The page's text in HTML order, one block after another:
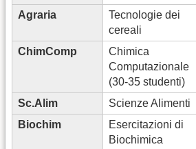
Agraria
Tecnologie dei
cereali
ChimComp
Chimica
Computazionale
(30-35 studenti)
Sc.Alim Scienze Alimenti
Biochim
Esercitazioni di
Biochimica